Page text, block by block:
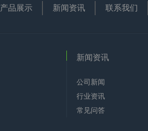
产品展示 新闻资讯 联系我们
新闻资讯
公司新闻
行业资讯
常见问答